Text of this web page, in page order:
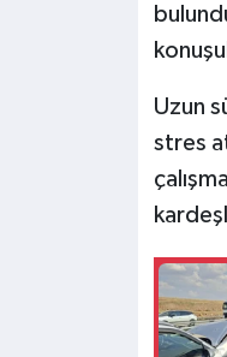
Uzun
stres